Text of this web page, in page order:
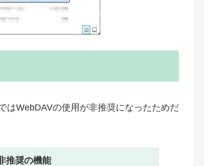
はWebDAVの使用が非推奨になったためだ
推奨の機能